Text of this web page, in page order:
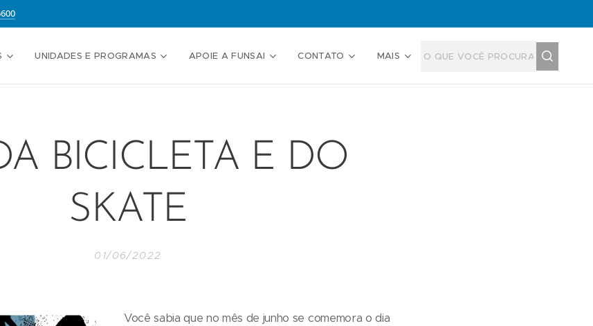
UNIDADES E PROGRAMAS APOIE A FUNSAI CONTATO MAIS
BICICLETA E DO
SKATE
01/06/2022
Você sabia que no mês de junho se comemora o dia